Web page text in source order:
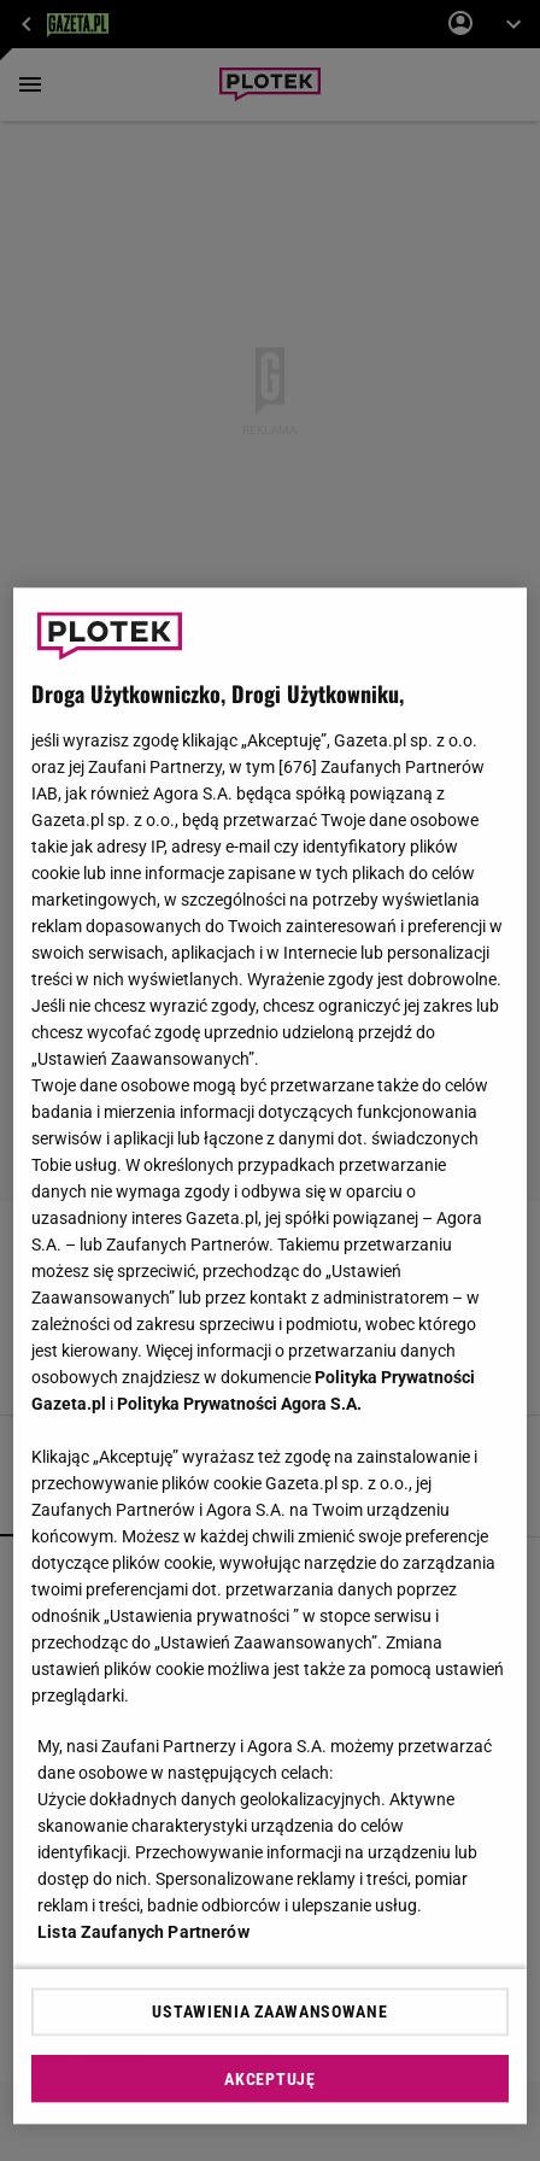
KGP
Brał udział w śledztwie zaginionej Iwony
Wieczorek. Teraz zwraca się do jej mamy.
"Przepraszam"
Karolina Sobocińska,22 SIERPNIA 2024, 09:11
POPULARNE NAJNOWSZE
Gawryluk krytykowana za debatę u Nawrockiego.
Tak to tłumaczy
Tak wygląda dom Kwaśniewskich na Mazurach.
Wróciła do prowadzenia samochodu po 12-
letniej przerwie. Mówi, co pomogło jej
przełamać strach
MATERIAŁ PROMOCYJNY
Englert smutno o udziale w "TzG". "Myślę, że
ludzie mnie nie lubią"
Tak dziś wygląda John Goodman. Schudł 90 kg
Droga Użytkowniczko, Drogi Użytkowniku,
jeśli wyrazisz zgodę klikając „Akceptuję”, Gazeta.pl sp. z o.o.
oraz jej Zaufani Partnerzy, w tym [ 676 ] Zaufanych Partnerów
IAB, jak również Agora S.A. będąca spółką powiązaną z
Gazeta.pl sp. z o.o., będą przetwarzać Twoje dane osobowe
takie jak adresy IP, adresy e-mail czy identyfikatory plików
cookie lub inne informacje zapisane w tych plikach do celów
marketingowych, w szczególności na potrzeby wyświetlania
reklam dopasowanych do Twoich zainteresowań i preferencji w
swoich serwisach, aplikacjach i w Internecie lub personalizacji
treści w nich wyświetlanych. Wyrażenie zgody jest dobrowolne.
Jeśli nie chcesz wyrazić zgody, chcesz ograniczyć jej zakres lub
chcesz wycofać zgodę uprzednio udzieloną przejdź do
„Ustawień Zaawansowanych”.
Twoje dane osobowe mogą być przetwarzane także do celów
badania i mierzenia informacji dotyczących funkcjonowania
serwisów i aplikacji lub łączone z danymi dot. świadczonych
Tobie usług. W określonych przypadkach przetwarzanie
danych nie wymaga zgody i odbywa się w oparciu o
uzasadniony interes Gazeta.pl, jej spółki powiązanej – Agora
S.A. – lub Zaufanych Partnerów. Takiemu przetwarzaniu
możesz się sprzeciwić, przechodząc do „Ustawień
Zaawansowanych” lub przez kontakt z administratorem – w
zależności od zakresu sprzeciwu i podmiotu, wobec którego
jest kierowany. Więcej informacji o przetwarzaniu danych
osobowych znajdziesz w dokumencie Polityka Prywatności
Gazeta.pl i Polityka Prywatności Agora S.A.
Klikając „Akceptuję” wyrażasz też zgodę na zainstalowanie i
przechowywanie plików cookie Gazeta.pl sp. z o.o., jej
Zaufanych Partnerów i Agora S.A. na Twoim urządzeniu
końcowym. Możesz w każdej chwili zmienić swoje preferencje
dotyczące plików cookie, wywołując narzędzie do zarządzania
twoimi preferencjami dot. przetwarzania danych poprzez
odnośnik „Ustawienia prywatności ” w stopce serwisu i
przechodząc do „Ustawień Zaawansowanych”. Zmiana
ustawień plików cookie możliwa jest także za pomocą ustawień
przeglądarki.
My, nasi Zaufani Partnerzy i Agora S.A. możemy przetwarzać
dane osobowe w następujących celach:
Użycie dokładnych danych geolokalizacyjnych. Aktywne
skanowanie charakterystyki urządzenia do celów
identyfikacji. Przechowywanie informacji na urządzeniu lub
dostęp do nich. Spersonalizowane reklamy i treści, pomiar
reklam i treści, badnie odbiorców i ulepszanie usług.
Lista Zaufanych Partnerów
USTAWIENIA ZAAWANSOWANE
AKCEPTUJĘ